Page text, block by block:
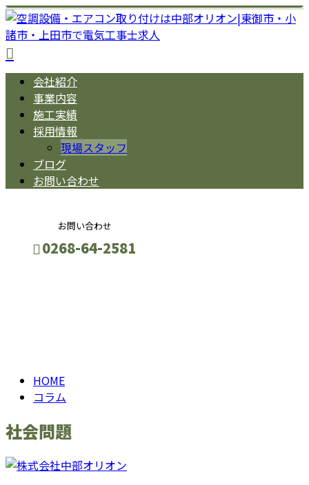
会社紹介
事業内容
施工実績
採用情報
現場スタッフ
ブログ
お問い合わせ
お問い合わせ
0268-64-2581
HOME
コラム
社会問題